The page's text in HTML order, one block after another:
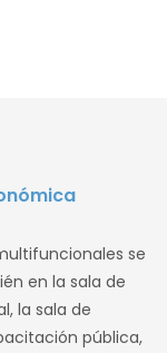
se
en la sala de
la sala de
pública,